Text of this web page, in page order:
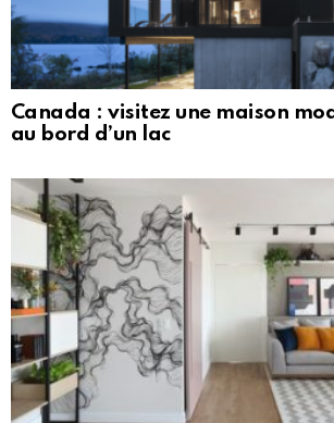
Canada : visitez une maison
au bord d’un lac